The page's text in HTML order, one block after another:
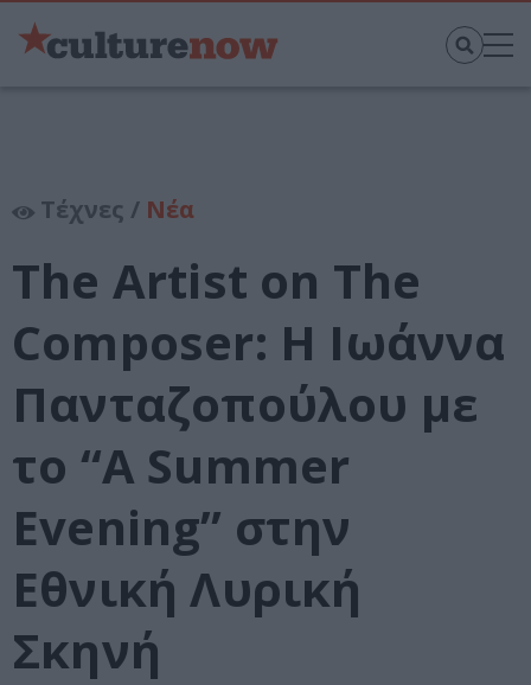
Τέχνες / Νέα
The Artist on The
Composer: Η Ιωάννα
Πανταζοπούλου με
το “A Summer
Evening” στην
Εθνική Λυρική
Σκηνή